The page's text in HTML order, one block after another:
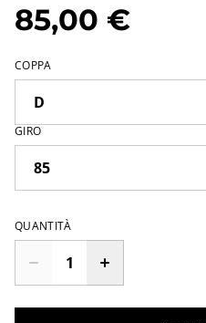
85,00 €
COPPA
GIRO
QUANTITÀ